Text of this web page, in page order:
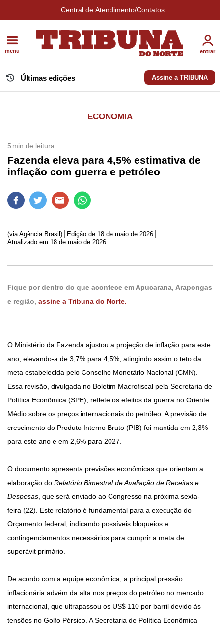
Central de Atendimento/Contatos
menu entrar
Últimas edições Assine a TRIBUNA
ECONOMIA
5 min de leitura
Fazenda eleva para 4,5% estimativa de
inflação com guerra e petróleo
(via Agência Brasil) Edição de 18 de maio de 2026
Atualizado em 18 de maio de 2026
Fique por dentro do que acontece em Apucarana, Arapongas
e região, assine a Tribuna do Norte.
O Ministério da Fazenda ajustou a projeção de inflação para este
ano, elevando-a de 3,7% para 4,5%, atingindo assim o teto da
meta estabelecida pelo Conselho Monetário Nacional (CMN).
Essa revisão, divulgada no Boletim Macrofiscal pela Secretaria de
Política Econômica (SPE), reflete os efeitos da guerra no Oriente
Médio sobre os preços internacionais do petróleo. A previsão de
crescimento do Produto Interno Bruto (PIB) foi mantida em 2,3%
para este ano e em 2,6% para 2027.
O documento apresenta previsões econômicas que orientam a
elaboração do Relatório Bimestral de Avaliação de Receitas e
Despesas, que será enviado ao Congresso na próxima sexta-
feira (22). Este relatório é fundamental para a execução do
Orçamento federal, indicando possíveis bloqueios e
contingenciamentos necessários para cumprir a meta de
superávit primário.
De acordo com a equipe econômica, a principal pressão
inflacionária advém da alta nos preços do petróleo no mercado
internacional, que ultrapassou os US$ 110 por barril devido às
tensões no Golfo Pérsico. A Secretaria de Política Econômica